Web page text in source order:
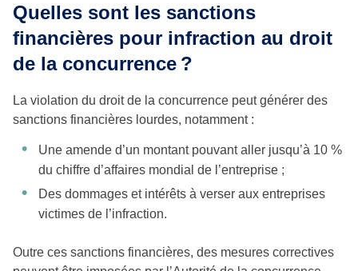
Quelles sont les sanctions
financières pour infraction au droit
de la concurrence ?
La violation du droit de la concurrence peut générer des
sanctions financières lourdes, notamment :
Une amende d’un montant pouvant aller jusqu’à 10 %
du chiffre d’affaires mondial de l’entreprise ;
Des dommages et intérêts à verser aux entreprises
victimes de l’infraction.
Outre ces sanctions financières, des mesures correctives